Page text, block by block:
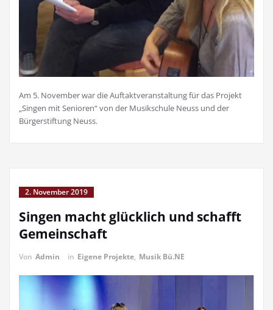
Am 5. November war die Auftaktveranstaltung für das Projekt
„Singen mit Senioren“ von der Musikschule Neuss und der
Bürgerstiftung Neuss.
2. November 2019
Singen macht glücklich und schafft
Gemeinschaft
Von Admin in Eigene Projekte, Musik Bü.NE